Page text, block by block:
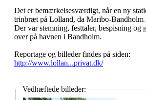
Det er bemærkelsesværdigt, når en ny
trinbræt på Lolland, da Maribo-Bandholm
Der var stemning, festtaler, bespisning
over på havnen i Bandholm.
Reportage og billeder findes på siden:
http://www.lollan...privat.dk/
Vedhæftede billeder: